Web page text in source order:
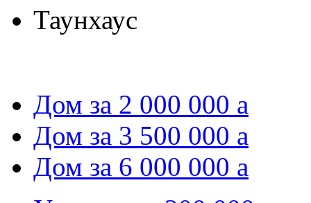
Таунхаус
Дом за 2 000 000 a
Дом за 3 500 000 a
Дом за 6 000 000 a